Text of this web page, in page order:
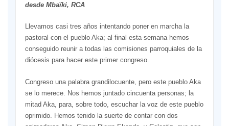
desde Mbaïki, RCA
Llevamos casi tres años intentando poner en marcha la
pastoral con el pueblo Aka; al final esta semana hemos
conseguido reunir a todas las comisiones parroquiales de la
diócesis para hacer este primer congreso.
Congreso una palabra grandilocuente, pero este pueblo Aka
se lo merece. Nos hemos juntado cincuenta personas; la
mitad Aka, para, sobre todo, escuchar la voz de este pueblo
oprimido. Hemos tenido la suerte de contar con dos